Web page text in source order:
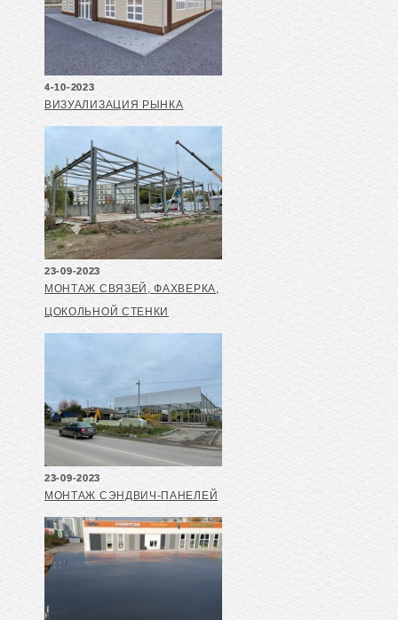
4-10-2023
ВИЗУАЛИЗАЦИЯ РЫНКА
23-09-2023
МОНТАЖ СВЯЗЕЙ, ФАХВЕРКА,
ЦОКОЛЬНОЙ СТЕНКИ
23-09-2023
МОНТАЖ СЭНДВИЧ-ПАНЕЛЕЙ